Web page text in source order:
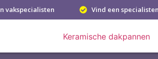
vakspecialisten Vind een